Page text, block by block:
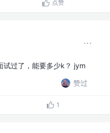
点赞
试过了，能要多少k？ jym
赞过
1